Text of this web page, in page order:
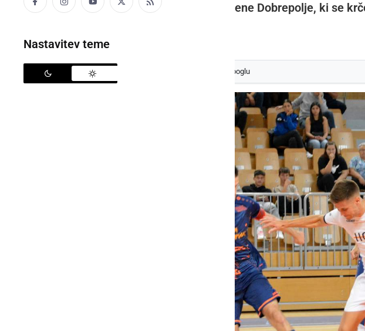
Nastavitev teme
tekmi v petek gosti zadnjeuvrščene Dobrepolje, ki se
Izberite kot svoj prednostni vir na Googlu